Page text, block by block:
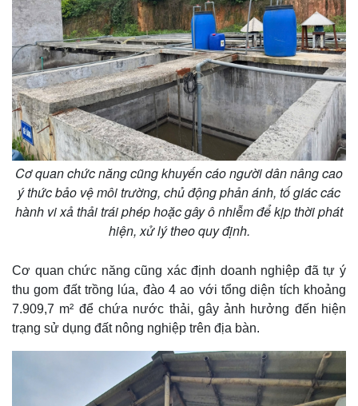
Cơ quan chức năng cũng khuyến cáo người dân nâng cao
ý thức bảo vệ môi trường, chủ động phản ánh, tố giác các
hành vi xả thải trái phép hoặc gây ô nhiễm để kịp thời phát
hiện, xử lý theo quy định.
Cơ quan chức năng cũng xác định doanh nghiệp đã tự ý
thu gom đất trồng lúa, đào 4 ao với tổng diện tích khoảng
7.909,7 m² để chứa nước thải, gây ảnh hưởng đến hiện
trạng sử dụng đất nông nghiệp trên địa bàn.